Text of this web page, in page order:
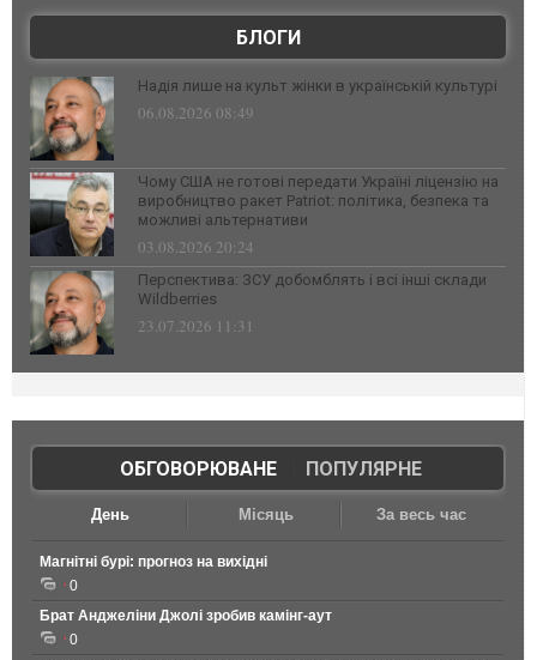
БЛОГИ
Надія лише на культ жінки в українській культурі
06.08.2026 08:49
Чому США не готові передати Україні ліцензію на
виробництво ракет Patriot: політика, безпека та
можливі альтернативи
03.08.2026 20:24
Перспектива: ЗСУ добомблять і всі інші склади
Wildberries
23.07.2026 11:31
ОБГОВОРЮВАНЕ| ПОПУЛЯРНЕ
День Місяць За весь час
Магнітні бурі: прогноз на вихідні
0
Брат Анджеліни Джолі зробив камінг-аут
0